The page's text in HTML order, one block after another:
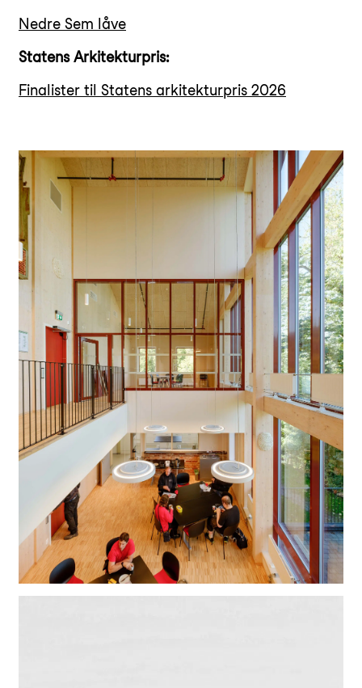
Nedre Sem låve
Statens Arkitekturpris:
Finalister til Statens arkitekturpris 2026